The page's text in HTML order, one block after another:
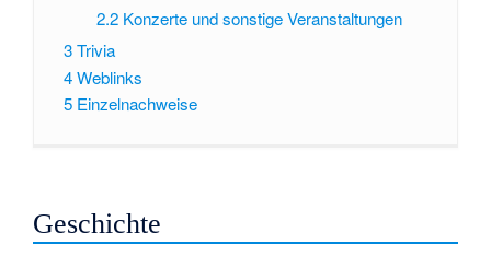
2.2 Konzerte und sonstige Veranstaltungen
3Trivia
4Weblinks
5 Einzelnachweise
Geschichte